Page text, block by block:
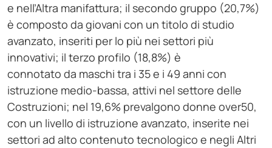
e nell’Altra manifattura; il secondo gruppo (20,7%)
è composto da giovani con un titolo di studio
avanzato, inseriti per lo più nei settori più
innovativi; il terzo profilo (18,8%) è
connotato da maschi tra i 35 e i 49 anni con
istruzione medio-bassa, attivi nel settore delle
Costruzioni; nel 19,6% prevalgono donne over50,
con un livello di istruzione avanzato, inserite nei
settori ad alto contenuto tecnologico e negli Altri